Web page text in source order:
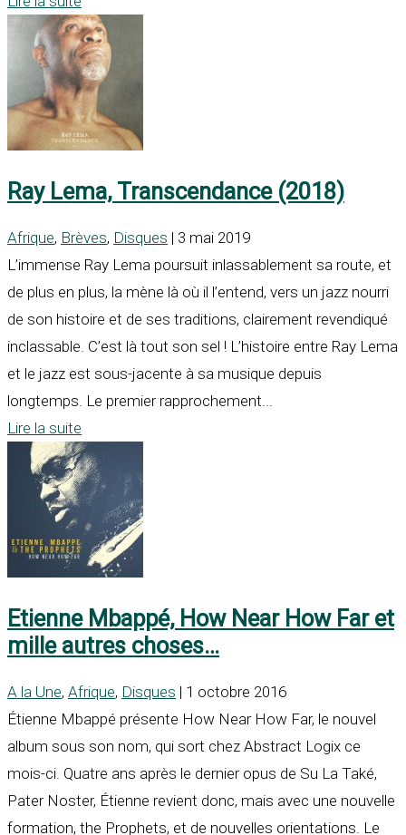
Ray Lema, Transcendance (2018)
Afrique, Brèves, Disques | 3 mai 2019
L’immense Ray Lema poursuit inlassablement sa route, et
de plus en plus, la mène là où il l’entend, vers un jazz nourri
de son histoire et de ses traditions, clairement revendiqué
inclassable. C’est là tout son sel ! L’histoire entre Ray Lema
et le jazz est sous-jacente à sa musique depuis
longtemps. Le premier rapprochement...
Lire la suite
Etienne Mbappé, How Near How Far et
mille autres choses…
A la Une, Afrique, Disques | 1 octobre 2016
Étienne Mbappé présente How Near How Far, le nouvel
album sous son nom, qui sort chez Abstract Logix ce
mois-ci. Quatre ans après le dernier opus de Su La Také,
Pater Noster, Étienne revient donc, mais avec une nouvelle
formation, the Prophets, et de nouvelles orientations. Le